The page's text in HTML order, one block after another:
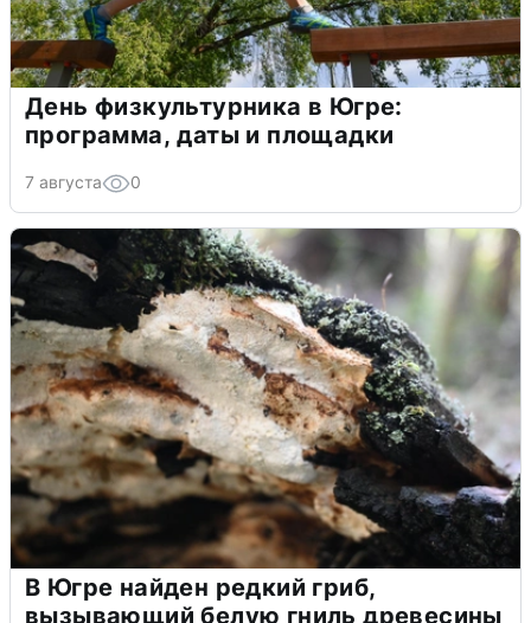
День физкультурника в Югре:
программа, даты и площадки
7 августа 0
В Югре найден редкий гриб,
вызывающий белую гниль древесины